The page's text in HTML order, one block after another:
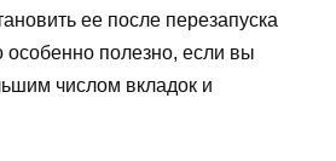
ее после перезапуска
полезно, если вы
числом вкладок и